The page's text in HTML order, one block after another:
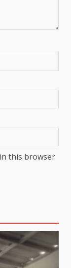
this browser